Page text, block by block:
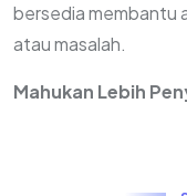
bersedia membantu
atau masalah.
Mahukan Lebih